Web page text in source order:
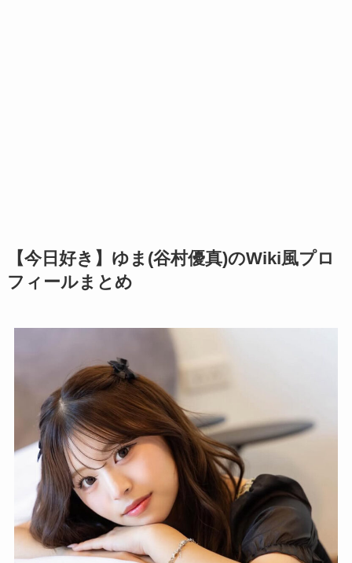
【今日好き】ゆま(谷村優真)のWiki風プロ
フィールまとめ